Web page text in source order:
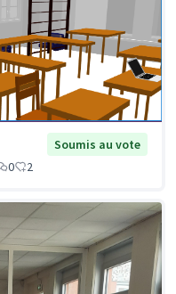
Soumis au vote
0 2